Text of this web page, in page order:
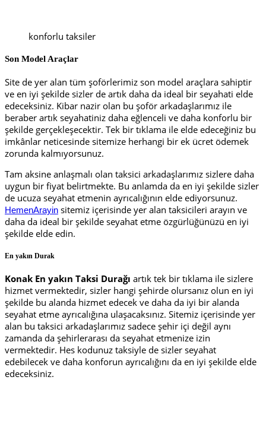
konforlu taksiler
Son Model Araçlar
Site de yer alan tüm şoförlerimiz son model araçlara sahiptir
ve en iyi şekilde sizler de artık daha da ideal bir seyahati elde
edeceksiniz. Kibar nazir olan bu şoför arkadaşlarımız ile
beraber artık seyahatiniz daha eğlenceli ve daha konforlu bir
şekilde gerçekleşecektir. Tek bir tıklama ile elde edeceğiniz bu
imkânlar neticesinde sitemize herhangi bir ek ücret ödemek
zorunda kalmıyorsunuz.
Tam aksine anlaşmalı olan taksici arkadaşlarımız sizlere daha
uygun bir fiyat belirtmekte. Bu anlamda da en iyi şekilde sizler
de ucuza seyahat etmenin ayrıcalığının elde ediyorsunuz.
HemenArayin sitemiz içerisinde yer alan taksicileri arayın ve
daha da ideal bir şekilde seyahat etme özgürlüğünüzü en iyi
şekilde elde edin.
En yakın Durak
Konak En yakın Taksi Durağı artık tek bir tıklama ile sizlere
hizmet vermektedir, sizler hangi şehirde olursanız olun en iyi
şekilde bu alanda hizmet edecek ve daha da iyi bir alanda
seyahat etme ayrıcalığına ulaşacaksınız. Sitemiz içerisinde yer
alan bu taksici arkadaşlarımız sadece şehir içi değil aynı
zamanda da şehirlerarası da seyahat etmenize izin
vermektedir. Hes kodunuz taksiyle de sizler seyahat
edebilecek ve daha konforun ayrıcalığını da en iyi şekilde elde
edeceksiniz.